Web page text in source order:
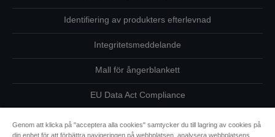
Identifiering av produkters efterlevnad
Integritetsmeddelande
Mall för ångerblankett
EU Data Act Compliance
Kontakta oss angående dina uppgifter
Genom att klicka på "acceptera alla cookies" samtycker du till lagring av cookies på
din enhet för att förbättra navigeringen på webbplatsen, analysera webbplatsens